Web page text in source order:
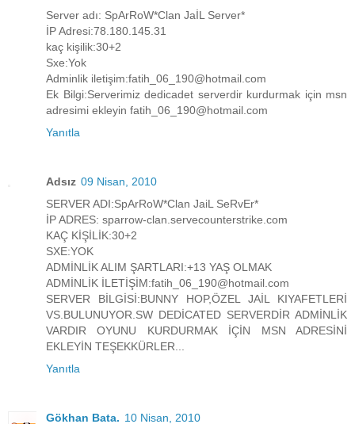
Server adı: SpArRoW*Clan JaİL Server*
İP Adresi:78.180.145.31
kaç kişilik:30+2
Sxe:Yok
Adminlik iletişim:fatih_06_190@hotmail.com
Ek Bilgi:Serverimiz dedicadet serverdir kurdurmak için msn
adresimi ekleyin fatih_06_190@hotmail.com
Yanıtla
Adsız 09 Nisan, 2010
SERVER ADI:SpArRoW*Clan JaiL SeRvEr*
İP ADRES: sparrow-clan.servecounterstrike.com
KAÇ KİŞİLİK:30+2
SXE:YOK
ADMİNLİK ALIM ŞARTLARI:+13 YAŞ OLMAK
ADMİNLİK İLETİŞİM:fatih_06_190@hotmail.com
SERVER BİLGİSİ:BUNNY HOP,ÖZEL JAİL KIYAFETLERİ
VS.BULUNUYOR.SW DEDİCATED SERVERDİR ADMİNLİK
VARDIR OYUNU KURDURMAK İÇİN MSN ADRESİNİ
EKLEYİN TEŞEKKÜRLER...
Yanıtla
Gökhan Bata. 10 Nisan, 2010